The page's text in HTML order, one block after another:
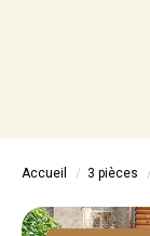
Accueil 3 pièces